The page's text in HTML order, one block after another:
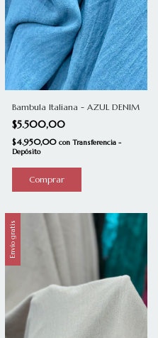
Bambula Italiana - AZUL DENIM
$5.500,00
$4.950,00 con Transferencia -
Depósito
Envío gratis